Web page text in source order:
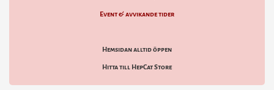
Event & avvikande tider
Hemsidan alltid öppen
Hitta till HepCat Store